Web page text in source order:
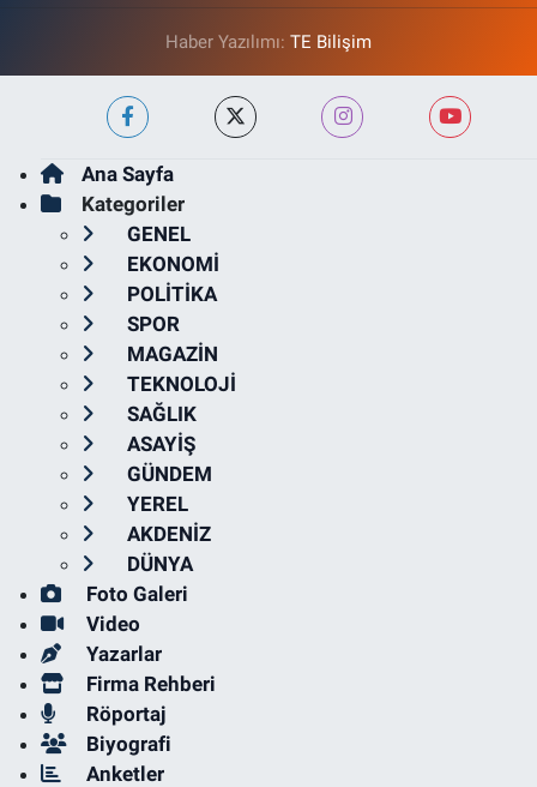
Haber Yazılımı: TE Bilişim
Ana Sayfa
Kategoriler
GENEL
EKONOMİ
POLİTİKA
SPOR
MAGAZİN
TEKNOLOJİ
SAĞLIK
ASAYİŞ
GÜNDEM
YEREL
AKDENİZ
DÜNYA
Foto Galeri
Video
Yazarlar
Firma Rehberi
Röportaj
Biyografi
Anketler